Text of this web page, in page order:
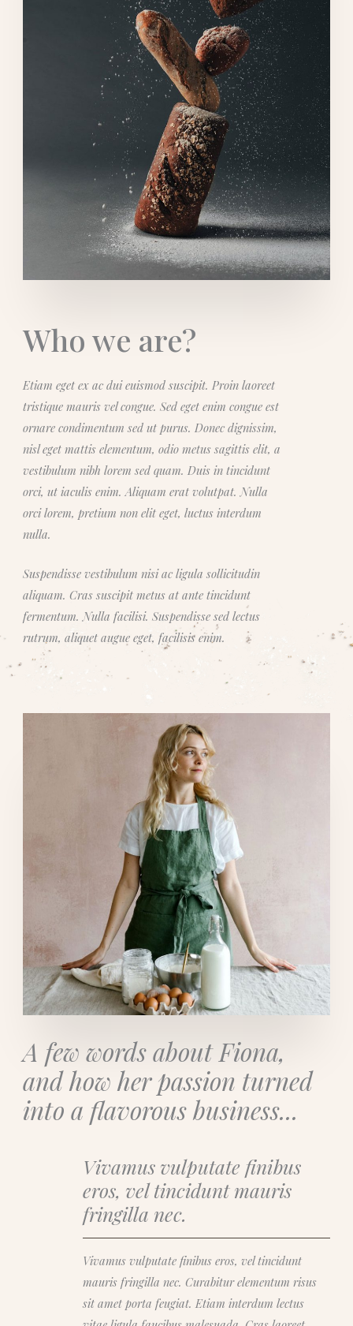
Who we are?
Etiam eget ex ac dui euismod suscipit. Proin laoreet
tristique mauris vel congue. Sed eget enim congue est
ornare condimentum sed ut purus. Donec dignissim,
nisl eget mattis elementum, odio metus sagittis elit, a
vestibulum nibh lorem sed quam. Duis in tincidunt
orci, ut iaculis enim. Aliquam erat volutpat. Nulla
orci lorem, pretium non elit eget, luctus interdum
nulla.
Suspendisse vestibulum nisi ac ligula sollicitudin
aliquam. Cras suscipit metus at ante tincidunt
fermentum. Nulla facilisi. Suspendisse sed lectus
rutrum, aliquet augue eget, facilisis enim.
A few words about Fiona,
and how her passion turned
into a flavorous business...
Vivamus vulputate finibus
eros, vel tincidunt mauris
fringilla nec.
Vivamus vulputate finibus eros, vel tincidunt
mauris fringilla nec. Curabitur elementum risus
sit amet porta feugiat. Etiam interdum lectus